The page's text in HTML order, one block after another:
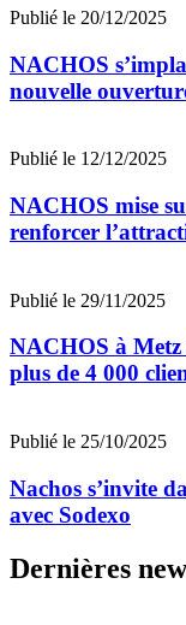
Publié le 20/12/2025
NACHOS
nouvelle
Publié le 12/12/2025
NACHOS mise
renforcer
Publié le 29/11/2025
NACHOS à
plus de 4 000
Publié le 25/10/2025
Nachos s’invite
avec Sodexo
Dernières